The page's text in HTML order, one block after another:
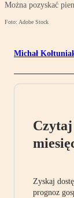
Można pozyskać
Foto: Adobe Stock
Michał
Czytaj
Zyskaj
prognoz